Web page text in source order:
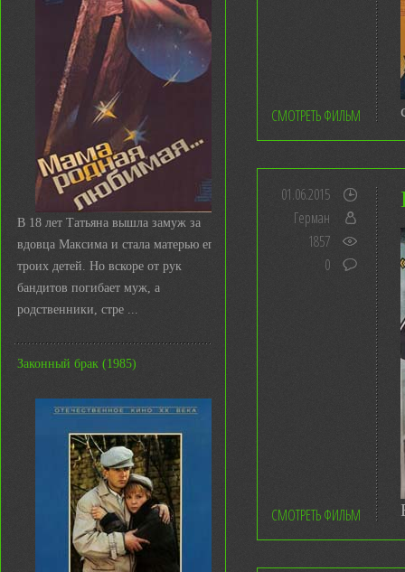
В 18 лет Татьяна вышла замуж за
вдовца Максима и стала матерью его
троих детей. Но вскоре от рук
бандитов погибает муж, а
родственники, стре ...
Законный брак (1985)
СМОТРЕТЬ ФИЛЬМ
01.06.2015
Герман
1857
0
СМОТРЕТЬ ФИЛЬМ